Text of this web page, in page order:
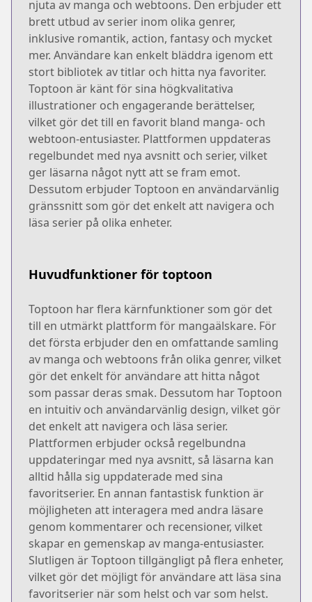
njuta av manga och webtoons. Den erbjuder ett
brett utbud av serier inom olika genrer,
inklusive romantik, action, fantasy och mycket
mer. Användare kan enkelt bläddra igenom ett
stort bibliotek av titlar och hitta nya favoriter.
Toptoon är känt för sina högkvalitativa
illustrationer och engagerande berättelser,
vilket gör det till en favorit bland manga- och
webtoon-entusiaster. Plattformen uppdateras
regelbundet med nya avsnitt och serier, vilket
ger läsarna något nytt att se fram emot.
Dessutom erbjuder Toptoon en användarvänlig
gränssnitt som gör det enkelt att navigera och
läsa serier på olika enheter.
Huvudfunktioner för toptoon
Toptoon har flera kärnfunktioner som gör det
till en utmärkt plattform för mangaälskare. För
det första erbjuder den en omfattande samling
av manga och webtoons från olika genrer, vilket
gör det enkelt för användare att hitta något
som passar deras smak. Dessutom har Toptoon
en intuitiv och användarvänlig design, vilket gör
det enkelt att navigera och läsa serier.
Plattformen erbjuder också regelbundna
uppdateringar med nya avsnitt, så läsarna kan
alltid hålla sig uppdaterade med sina
favoritserier. En annan fantastisk funktion är
möjligheten att interagera med andra läsare
genom kommentarer och recensioner, vilket
skapar en gemenskap av manga-entusiaster.
Slutligen är Toptoon tillgängligt på flera enheter,
vilket gör det möjligt för användare att läsa sina
favoritserier när som helst och var som helst.